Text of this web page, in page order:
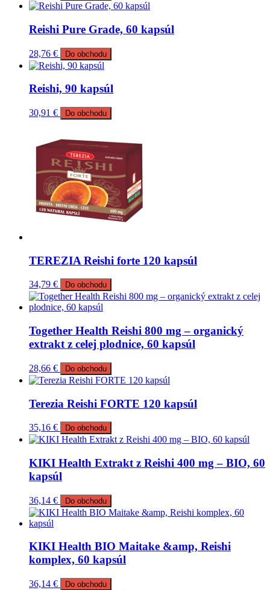
Reishi Pure Grade, 60 kapsúl
28,76 € Do obchodu
Reishi, 90 kapsúl
30,91 € Do obchodu
TEREZIA Reishi forte 120 kapsúl
34,79 € Do obchodu
Together Health Reishi 800 mg – organický
extrakt z celej plodnice, 60 kapsúl
28,66 € Do obchodu
Terezia Reishi FORTE 120 kapsúl
35,16 € Do obchodu
KIKI Health Extrakt z Reishi 400 mg – BIO, 60
kapsúl
36,14 € Do obchodu
KIKI Health BIO Maitake &amp, Reishi
komplex, 60 kapsúl
36,14 € Do obchodu